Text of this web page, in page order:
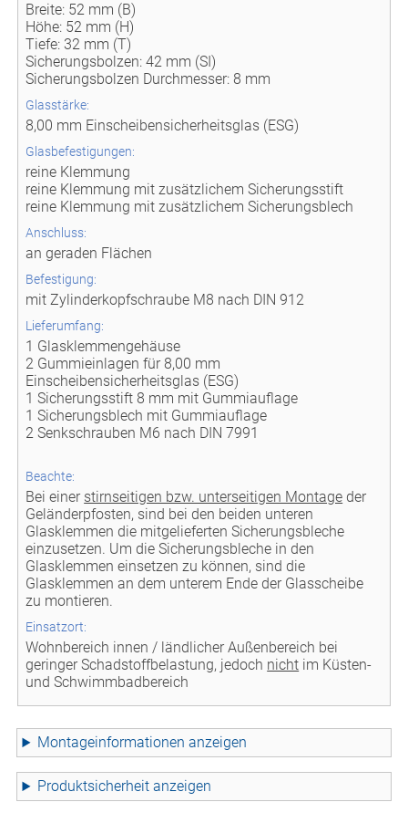
Breite: 52 mm (B)
Höhe: 52 mm (H)
Tiefe: 32 mm (T)
Sicherungsbolzen: 42 mm (SI)
Sicherungsbolzen Durchmesser: 8 mm
Glasstärke:
8,00 mm Einscheibensicherheitsglas (ESG)
Glasbefestigungen:
reine Klemmung
reine Klemmung mit zusätzlichem Sicherungsstift
reine Klemmung mit zusätzlichem Sicherungsblech
Anschluss:
an geraden Flächen
Befestigung:
mit Zylinderkopfschraube M8 nach DIN 912
Lieferumfang:
1 Glasklemmengehäuse
2 Gummieinlagen für 8,00 mm
Einscheibensicherheitsglas (ESG)
1 Sicherungsstift 8 mm mit Gummiauflage
1 Sicherungsblech mit Gummiauflage
2 Senkschrauben M6 nach DIN 7991
Beachte:
Bei einer stirnseitigen bzw. unterseitigen Montage der
Geländerpfosten, sind bei den beiden unteren
Glasklemmen die mitgelieferten Sicherungsbleche
einzusetzen. Um die Sicherungsbleche in den
Glasklemmen einsetzen zu können, sind die
Glasklemmen an dem unterem Ende der Glasscheibe
zu montieren.
Einsatzort:
Wohnbereich innen / ländlicher Außenbereich bei
geringer Schadstoffbelastung, jedoch nicht im Küsten-
und Schwimmbadbereich
Montageinformationen
Produktsicherheit